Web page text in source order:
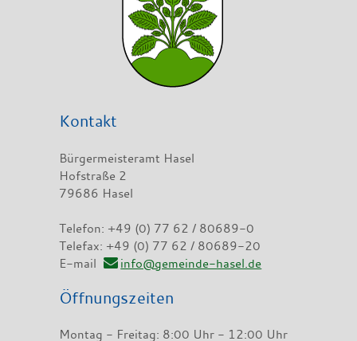
Kontakt
Bürgermeisteramt Hasel
Hofstraße 2
79686 Hasel
Telefon: +49 (0) 77 62 / 80689-0
Telefax: +49 (0) 77 62 / 80689-20
E-mail
info@gemeinde-hasel.de
Öffnungszeiten
Montag - Freitag: 8:00 Uhr - 12:00 Uhr